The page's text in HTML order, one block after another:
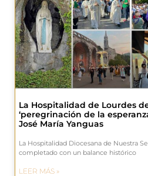
La Hospitalidad de Lourdes
‘peregrinación de la
José María Yanguas
La Hospitalidad Diocesana de Nuestra
completado con un balance histórico
LEER MÁS »